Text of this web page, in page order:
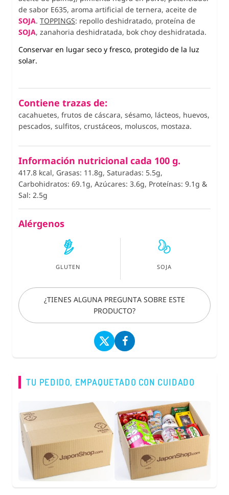
de sabor E635, aroma artificial de ternera, aceite de
SOJA. TOPPINGS: repollo deshidratado, proteína de
SOJA, zanahoria deshidratada, bok choy deshidratada.
Conservar en lugar seco y fresco, protegido de la luz
solar.
Contiene trazas de:
cacahuetes, frutos de cáscara, sésamo, lácteos, huevos,
pescados, sulfitos, crustáceos, moluscos, mostaza.
Información nutricional cada 100 g.
417.8 kcal, Grasas: 11.8g, Saturadas: 5.5g,
Carbohidratos: 69.1g, Azúcares: 3.6g, Proteínas: 9.1g &
Sal: 2.5g
Alérgenos
GLUTEN SOJA
¿TIENES ALGUNA PREGUNTA SOBRE ESTE
PRODUCTO?
TU PEDIDO, EMPAQUETADO CON CUIDADO